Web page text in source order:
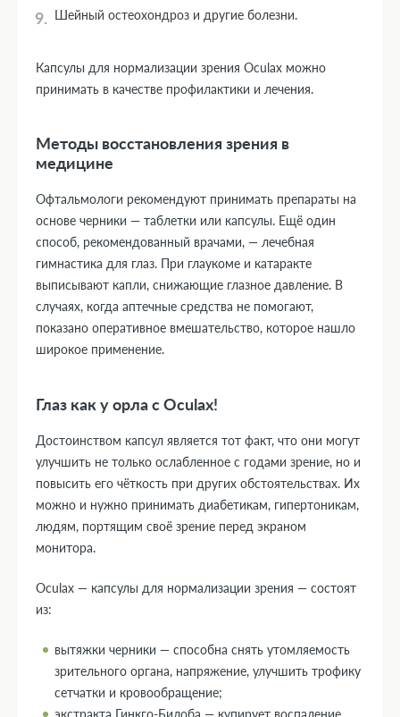
Шейный остеохондроз и другие болезни.
Капсулы для нормализации зрения Oculax можно
принимать в качестве профилактики и лечения.
Методы восстановления зрения в
медицине
Офтальмологи рекомендуют принимать препараты на
основе черники — таблетки или капсулы. Ещё один
способ, рекомендованный врачами, — лечебная
гимнастика для глаз. При глаукоме и катаракте
выписывают капли, снижающие глазное давление. В
случаях, когда аптечные средства не помогают,
показано оперативное вмешательство, которое нашло
широкое применение.
Глаз как у орла с Oculax!
Достоинством капсул является тот факт, что они могут
улучшить не только ослабленное с годами зрение, но и
повысить его чёткость при других обстоятельствах. Их
можно и нужно принимать диабетикам, гипертоникам,
людям, портящим своё зрение перед экраном
монитора.
Oculax — капсулы для нормализации зрения — состоят
из:
вытяжки черники — способна снять утомляемость
зрительного органа, напряжение, улучшить трофику
сетчатки и кровообращение;